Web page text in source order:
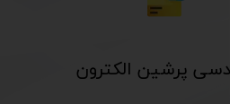
پرشین الکترون​​​​​​​